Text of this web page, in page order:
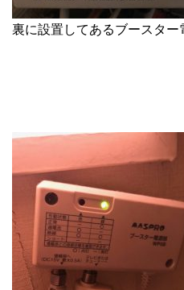
裏に設置してあるブースター